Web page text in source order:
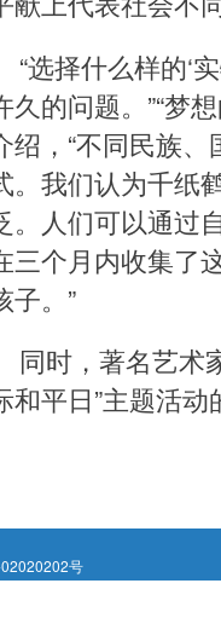
“选择什么样的‘
久的问题。”“梦
绍，“不同民族
。我们认为千纸
。人们可以通过
三个月内收集了
子。”
同时，著名艺术
和平日”主题活
号